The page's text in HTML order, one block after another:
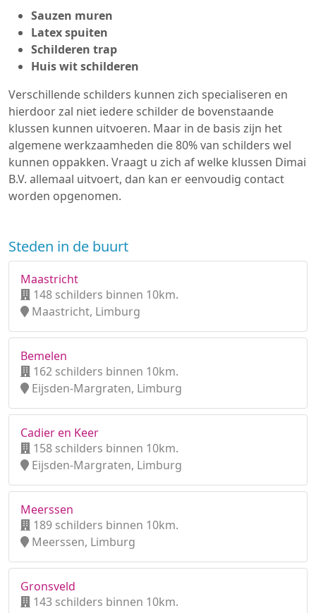
Sauzen muren
Latex spuiten
Schilderen trap
Huis wit schilderen
Verschillende schilders kunnen zich specialiseren en
hierdoor zal niet iedere schilder de bovenstaande
klussen kunnen uitvoeren. Maar in de basis zijn het
algemene werkzaamheden die 80% van schilders wel
kunnen oppakken. Vraagt u zich af welke klussen Dimai
B.V. allemaal uitvoert, dan kan er eenvoudig contact
worden opgenomen.
Steden in de buurt
Maastricht
148 schilders binnen 10km.
Maastricht, Limburg
Bemelen
162 schilders binnen 10km.
Eijsden-Margraten, Limburg
Cadier en Keer
158 schilders binnen 10km.
Eijsden-Margraten, Limburg
Meerssen
189 schilders binnen 10km.
Meerssen, Limburg
Gronsveld
143 schilders binnen 10km.